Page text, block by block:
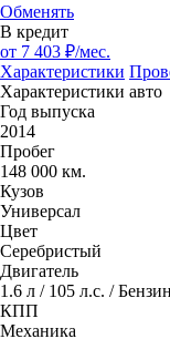
Обменять
В кредит
от 7 403 ₽/мес.
Характеристики
Характеристики авто
Год выпуска
2014
Пробег
148 000 км.
Кузов
Универсал
Цвет
Серебристый
Двигатель
1.6 л / 105 л.с. /
КПП
Механика